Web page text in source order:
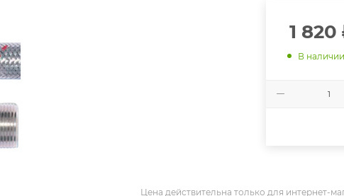
1 820
В наличии
Цена действительна только для интернет-